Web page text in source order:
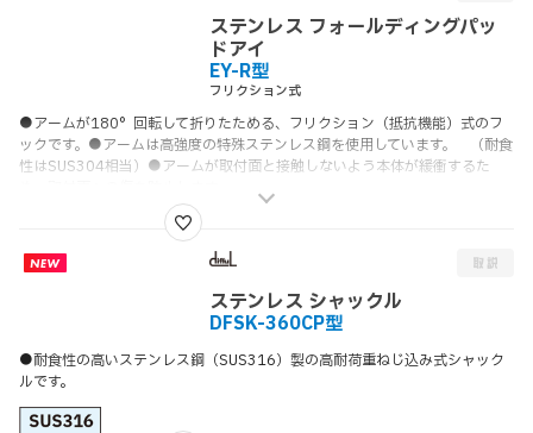
ステンレス フォールディングパッ
ドアイ
EY-R型
フリクション式
●アームが180°回転して折りたためる、フリクション（抵抗機能）式のフ
ックです。●アームは高強度の特殊ステンレス鋼を使用しています。 （耐食
性はSUS304相当）●アームが取付面と接触しないよう本体が緩衝するた
ステンレス シャックル
DFSK-360CP型
●耐食性の高いステンレス鋼（SUS316）製の高耐荷重ねじ込み式シャック
ルです。